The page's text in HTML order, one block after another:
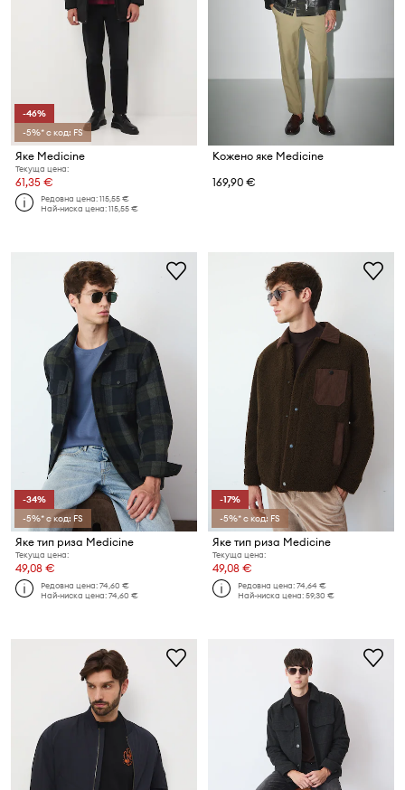
-46%
-5%* с код: FS
Яке Medicine
Текуща цена:
61,35 €
Редовна цена:115,55 €
Най-ниска цена:115,55 €
Кожено яке Medicine
169,90 €
-34%
-5%* с код: FS
Яке тип риза Medicine
Текуща цена:
49,08 €
Редовна цена:74,60 €
Най-ниска цена:74,60 €
-17%
-5%* с код: FS
Яке тип риза Medicine
Текуща цена:
49,08 €
Редовна цена:74,64 €
Най-ниска цена:59,30 €